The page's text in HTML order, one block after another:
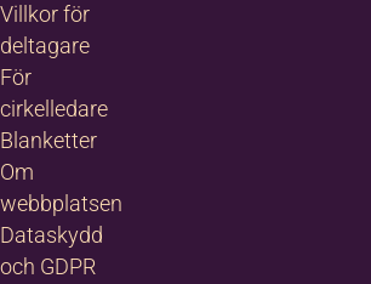
Villkor för
deltagare
För
cirkelledare
Blanketter
Om
webbplatsen
Dataskydd
och GDPR